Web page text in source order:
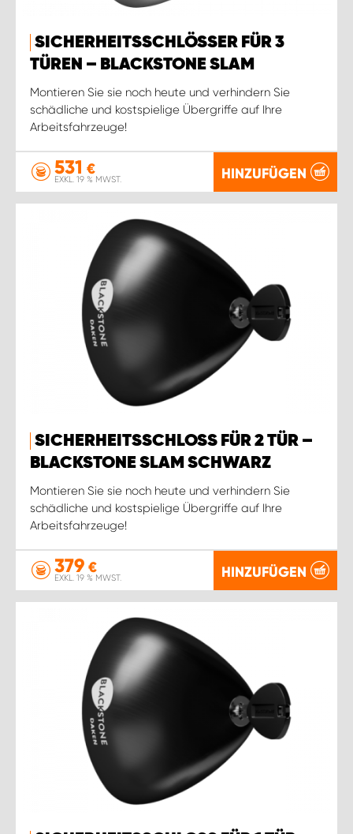
SICHERHEITSSCHLÖSSER FÜR 3
TÜREN – BLACKSTONE SLAM
Montieren Sie sie noch heute und verhindern Sie
schädliche und kostspielige Übergriffe auf Ihre
Arbeitsfahrzeuge!
531 €
EXKL. 19 % MWST. HINZUFÜGEN
SICHERHEITSSCHLOSS FÜR 2 TÜR –
BLACKSTONE SLAM SCHWARZ
Montieren Sie sie noch heute und verhindern Sie
schädliche und kostspielige Übergriffe auf Ihre
Arbeitsfahrzeuge!
379 €
EXKL. 19 % MWST. HINZUFÜGEN